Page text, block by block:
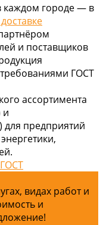
каждом городе — в
и поставщиков
требованиями ГОСТ
ассортимента
и
для предприятий
видах работ и
и